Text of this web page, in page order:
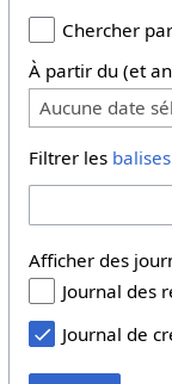
Chercher
À partir du (et
Aucune date
Filtrer les balises
Afficher des
Journal des
Journal de